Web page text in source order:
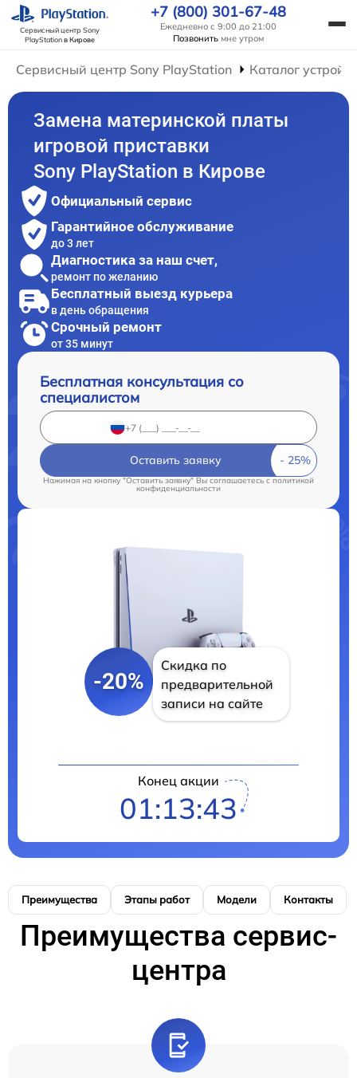
Сервисный центр Sony
PlayStationв Кирове
+7 (800) 301-67-48
Ежедневно с 9:00 до 21:00
Позвонить мне утром
Сервисный центр Sony PlayStation Каталог
Замена материнской платы
игровой приставки
Sony PlayStation в Кирове
Официальный сервис
Гарантийное обслуживание
до 3 лет
Диагностика за наш счет,
ремонт по желанию
Бесплатный выезд курьера
в день обращения
Срочный ремонт
от 35 минут
Бесплатная консультация со
специалистом
Оставить заявку
Нажимая на кнопку "Оставить заявку" Вы соглашаетесь cполитикой
конфиденциальности
-20%
Скидка по
предварительной
записи на сайте
Конец акции
01:13:42
Преимущества Этапы работ Модели Контакты
Преимущества сервис-
центра